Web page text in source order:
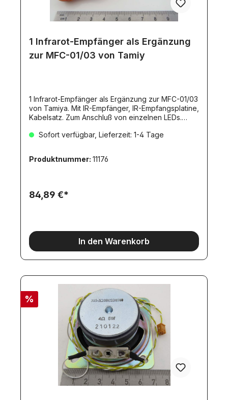
1 Infrarot-Empfänger als Ergänzung
zur MFC-01/03 von Tamiy
1 Infrarot-Empfänger als Ergänzung zur MFC-01/03
von Tamiya. Mit IR-Empfänger, IR-Empfangsplatine,
Kabelsatz. Zum Anschluß von einzelnen LEDs.
Empfangsmodul ermöglich die KABELLOSE
Auflieger/Anhänger.Übertragbare
linksBlinker rechtsAn dieses Empfangsmodul
lassen sich einzelne LEDs für die Lichtfunktionen
Klemm-Anschluß).Incl. 7x 5mm-LED (1x weiss, 4x
rot, 2x gelb)
Sofort verfügbar, Lieferzeit: 1-4 Tage
Produktnummer: 11176
84,89 €*
In den Warenkorb
%